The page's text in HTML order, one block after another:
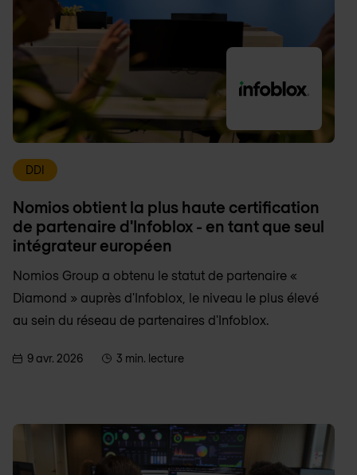
DDI
Nomios obtient la plus haute certification
de partenaire d'Infoblox - en tant que seul
intégrateur européen
Nomios Group a obtenu le statut de partenaire «
Diamond » auprès d'Infoblox, le niveau le plus élevé
au sein du réseau de partenaires d'Infoblox.
9 avr. 2026 3 min. lecture